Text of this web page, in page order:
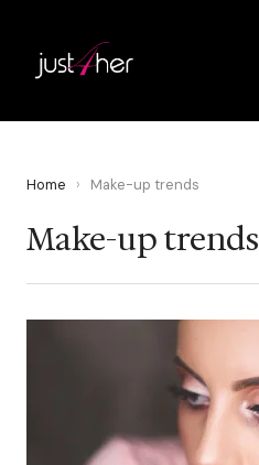
Home › Make-up trends
Make-up trends